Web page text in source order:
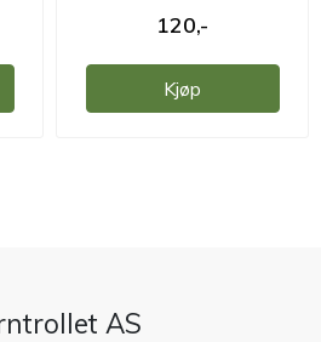
resirkulert
120,-
Kjøp
AS